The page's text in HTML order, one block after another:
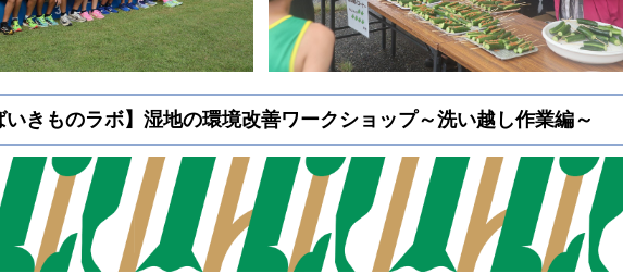
いきものラボ】湿地の環境改善ワークショップ～洗い越し作業編～